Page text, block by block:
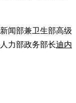
闻部兼卫生部高级
力部政务部长迪内